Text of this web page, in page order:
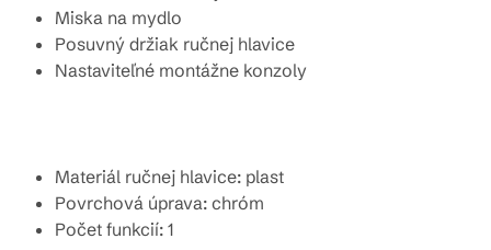
Miska na mydlo
Posuvný držiak ručnej hlavice
Nastaviteľné montážne konzoly
Materiál ručnej hlavice: plast
Povrchová úprava: chróm
Počet funkcií: 1